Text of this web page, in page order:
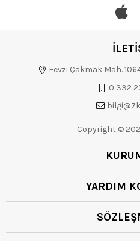
Fevzi Çakmak Mah.
0 332
Copyright ©
YARDIM